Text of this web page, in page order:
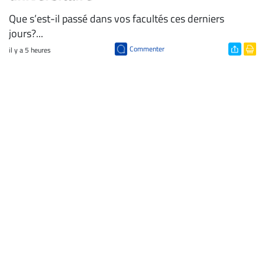
Que s’est-il passé dans vos facultés ces derniers
jours?...
il y a 5 heures Commenter